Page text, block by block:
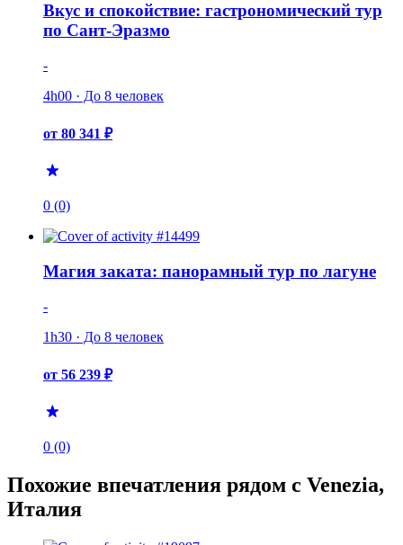
Вкус и спокойствие: гастрономический тур
по Сант-Эразмо
-
4h00 · До 8 человек
от 80 341 ₽
0 (0)
Магия заката: панорамный тур по лагуне
-
1h30 · До 8 человек
от 56 239 ₽
0 (0)
Похожие впечатления рядом с Venezia,
Италия